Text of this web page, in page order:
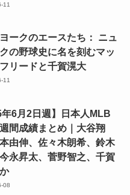
11
ークのエースたち： ニュ
の野球史に名を刻むマッ
リードと千賀滉大
11
年6月2日週】日本人MLB
間成績まとめ｜大谷翔
由伸、佐々木朗希、鈴木
永昇太、菅野智之、千賀
08